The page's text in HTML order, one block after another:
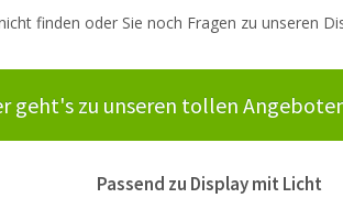
finden oder Sie noch Fragen zu unseren
geht's zu unseren tollen
Passend zu Display mit Licht